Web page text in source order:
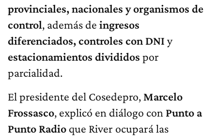
provinciales, nacionales y organismos de
control, además de ingresos
diferenciados, controles con DNI y
estacionamientos divididos por
parcialidad.
El presidente del Cosedepro, Marcelo
Frossasco, explicó en diálogo con Punto a
Punto Radio que River ocupará las